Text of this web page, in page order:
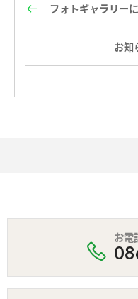
フォトギャラリー
お知
お電